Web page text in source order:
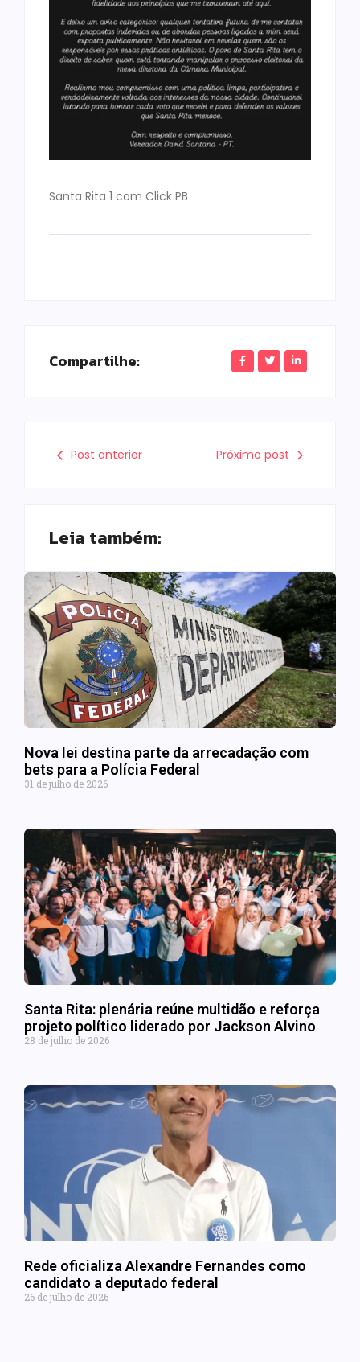
Santa Rita 1 com Click PB
Compartilhe:
Post anterior Próximo post
Leia também:
Nova lei destina parte da arrecadação com
bets para a Polícia Federal
31 de julho de 2026
Santa Rita: plenária reúne multidão e reforça
projeto político liderado por Jackson Alvino
28 de julho de 2026
Rede oficializa Alexandre Fernandes como
candidato a deputado federal
26 de julho de 2026